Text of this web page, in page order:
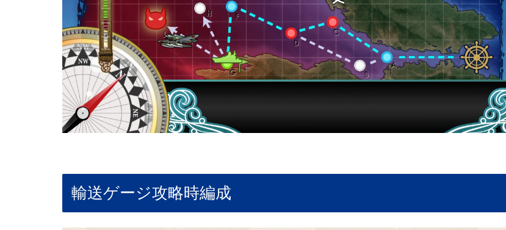
輸送ゲージ攻略時編成